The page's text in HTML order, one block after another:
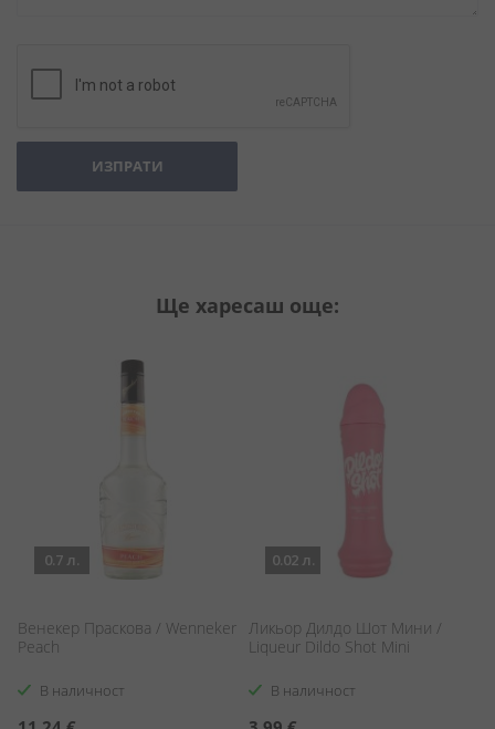
ИЗПРАТИ
Ще харесаш още:
0.7 л.
Венекер Праскова / Wenneker
Peach
В наличност
0.02 л.
Ликьор Дилдо Шот Мини /
Liqueur Dildo Shot Mini
В наличност